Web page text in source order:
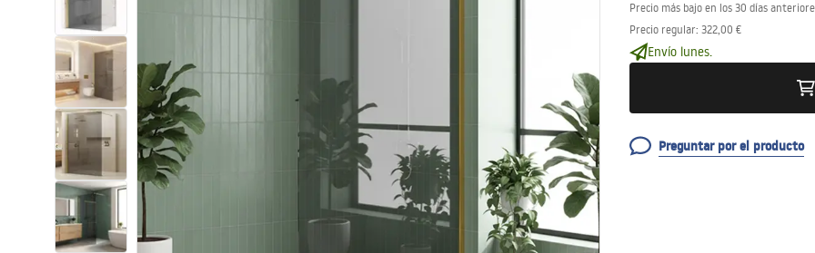
Drenajes lineales
Inodoro, Bidé
Lavabos
Bañeras y mamparas
Grifería
Precio más bajo en los 30 días
Precio regular: 322,00 €
Envío lunes.
Preguntar por el producto